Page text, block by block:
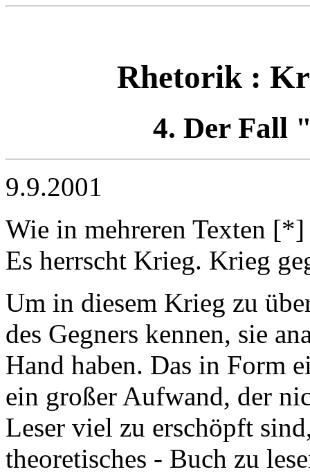
Rhetorik :
4. Der Fall
9.9.2001
Wie in mehreren Texten
Es herrscht Krieg. Krieg
Um in diesem Krieg zu
des Gegners kennen, sie
Hand haben. Das in Form
ein großer Aufwand, der
Leser viel zu erschöpft
theoretisches - Buch zu